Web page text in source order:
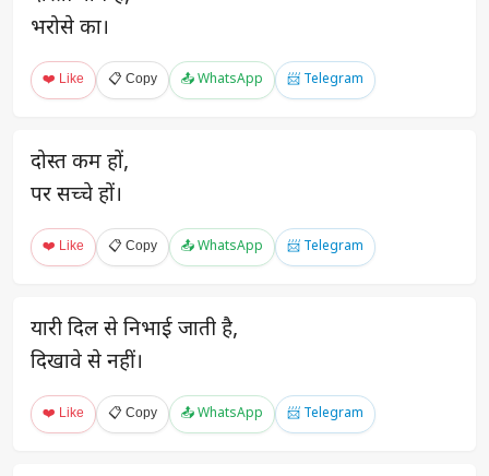
भरोसे का।
❤️ Like 📋 Copy 📤 WhatsApp 📨 Telegram
दोस्त कम हों,
पर सच्चे हों।
❤️ Like 📋 Copy 📤 WhatsApp 📨 Telegram
यारी दिल से निभाई जाती है,
दिखावे से नहीं।
❤️ Like 📋 Copy 📤 WhatsApp 📨 Telegram